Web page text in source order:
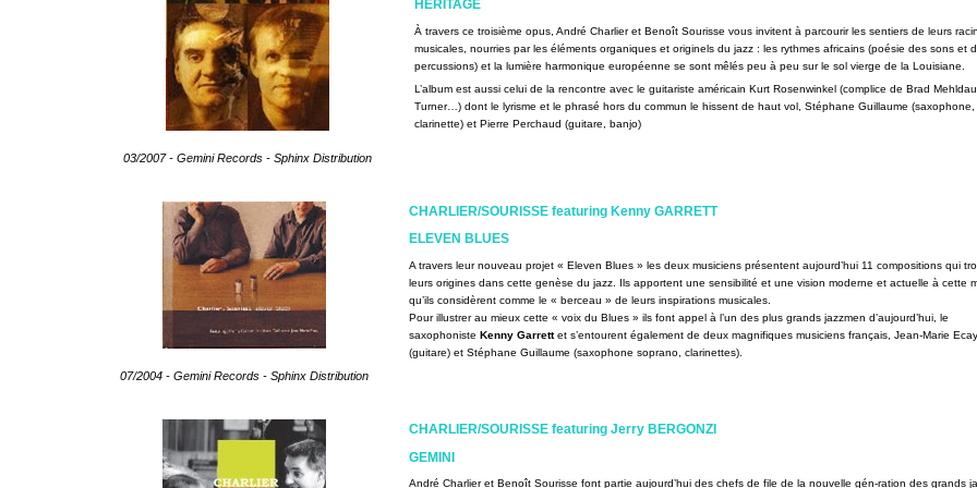
03/2007 - Gemini Records - Sphinx Distribution
HERITAGE
À travers ce troisième opus, André Charlier et Benoît Sourisse vous invitent à parcourir les sentiers de leurs
musicales, nourries par les éléments organiques et originels du jazz : les rythmes africains (poésie des sons et
percussions) et la lumière harmonique européenne se sont mêlés peu à peu sur le sol vierge de la Louisiane.
L’album est aussi celui de la rencontre avec le guitariste américain Kurt Rosenwinkel (complice de Brad
Turner…) dont le lyrisme et le phrasé hors du commun le hissent de haut vol, Stéphane Guillaume (saxophone,
clarinette) et Pierre Perchaud (guitare, banjo)
07/2004 - Gemini Records - Sphinx Distribution
CHARLIER/SOURISSE featuring Kenny GARRETT
ELEVEN BLUES
A travers leur nouveau projet « Eleven Blues » les deux musiciens présentent aujourd’hui 11 compositions qui
leurs origines dans cette genèse du jazz. Ils apportent une sensibilité et une vision moderne et actuelle à cette
qu’ils considèrent comme le « berceau » de leurs inspirations musicales.
Pour illustrer au mieux cette « voix du Blues » ils font appel à l’un des plus grands jazzmen d’aujourd’hui, le
saxophoniste Kenny Garrettet s’entourent également de deux magnifiques musiciens français, Jean-Marie Ecay
(guitare) et Stéphane Guillaume (saxophone soprano, clarinettes).
CHARLIER/SOURISSE featuring Jerry BERGONZI
GEMINI
André Charlier et Benoît Sourisse font partie aujourd’hui des chefs de file de la nouvelle gén-ration des grands